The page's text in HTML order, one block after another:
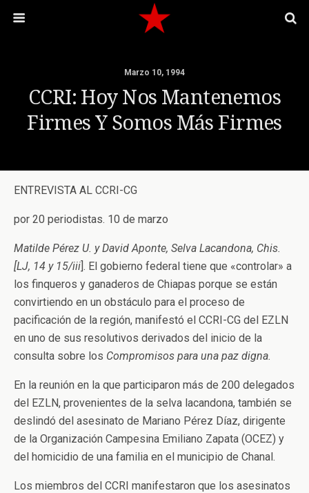
Marzo 10, 1994
CCRI: Hoy Nos Mantenemos
Firmes Y Somos Más Firmes
ENTREVISTA AL CCRI-CG
por 20 periodistas. 10 de marzo
Matilde Pérez U. y David Aponte, Selva Lacandona, Chis.
[LJ, 14 y 15/iii]. El gobierno federal tiene que «controlar» a
los finqueros y ganaderos de Chiapas porque se están
convirtiendo en un obstáculo para el proceso de
pacificación de la región, manifestó el CCRI-CG del EZLN
en uno de sus resolutivos derivados del inicio de la
consulta sobre los Compromisos para una paz digna.
En la reunión en la que participaron más de 200 delegados
del EZLN, provenientes de la selva lacandona, también se
deslindó del asesinato de Mariano Pérez Díaz, dirigente
de la Organización Campesina Emiliano Zapata (OCEZ) y
del homicidio de una familia en el municipio de Chanal.
Los miembros del CCRI manifestaron que los asesinatos